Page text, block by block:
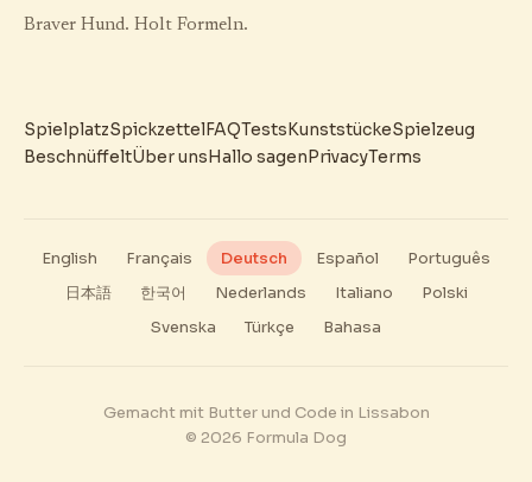
Braver Hund. Holt Formeln.
SpielplatzSpickzettelFAQTestsKunststückeSpielzeug
BeschnüffeltÜber unsHallo sagenPrivacyTerms
English Français Deutsch Español
Português
日本語
한국어 Nederlands Italiano
Polski
Svenska
Türkçe Bahasa
Gemacht mit Butter und Code in Lissabon
© 2026 Formula Dog